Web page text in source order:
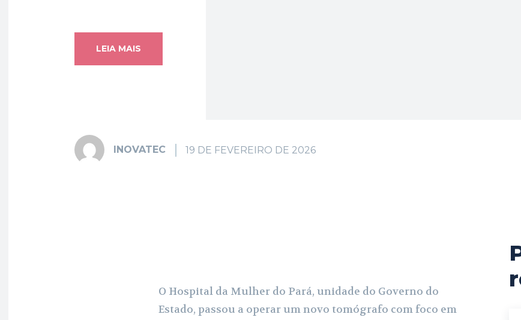
LEIA MAIS
INOVATEC 19 DE FEVEREIRO DE 2026
O Hospital da Mulher do Pará, unidade do Governo do
Estado, passou a operar um novo tomógrafo com foco em